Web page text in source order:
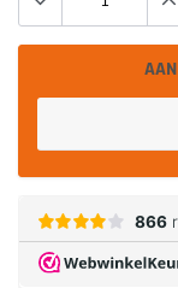
toegevoegd
aan